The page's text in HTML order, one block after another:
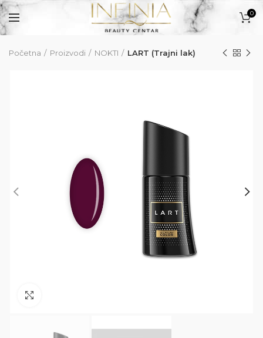
0
Početna Proizvodi NOKTI LART (Trajni lak)
PROIZVODI